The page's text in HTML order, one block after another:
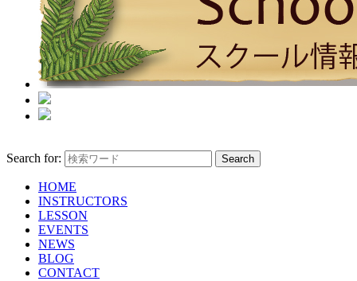
Search for:
HOME
INSTRUCTORS
LESSON
EVENTS
NEWS
BLOG
CONTACT